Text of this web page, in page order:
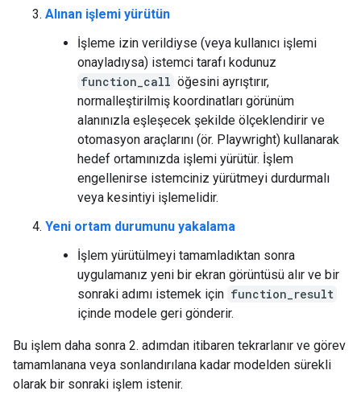
Alınan işlemi yürütün
İşleme izin verildiyse (veya kullanıcı işlemi
onayladıysa) istemci tarafı kodunuz
function_call öğesini ayrıştırır,
normalleştirilmiş koordinatları görünüm
alanınızla eşleşecek şekilde ölçeklendirir ve
otomasyon araçlarını (ör. Playwright) kullanarak
hedef ortamınızda işlemi yürütür. İşlem
engellenirse istemciniz yürütmeyi durdurmalı
veya kesintiyi işlemelidir.
Yeni ortam durumunu yakalama
İşlem yürütülmeyi tamamladıktan sonra
uygulamanız yeni bir ekran görüntüsü alır ve bir
sonraki adımı istemek için function_result
içinde modele geri gönderir.
Bu işlem daha sonra 2. adımdan itibaren tekrarlanır ve görev
tamamlanana veya sonlandırılana kadar modelden sürekli
olarak bir sonraki işlem istenir.